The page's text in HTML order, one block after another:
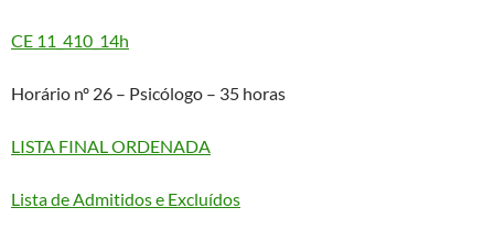
CE 11_410_14h
Horário nº 26 – Psicólogo – 35 horas
LISTA FINAL ORDENADA
Lista de Admitidos e Excluídos